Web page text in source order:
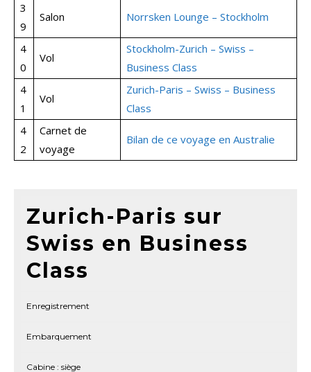
3
9
Salon Norrsken Lounge – Stockholm
4
0
Vol
Stockholm-Zurich – Swiss –
Business Class
4
1
Vol
Zurich-Paris – Swiss – Business
Class
4
2
Carnet de
voyage
Bilan de ce voyage en Australie
Zurich-Paris sur
Swiss en Business
Class
Enregistrement
Embarquement
Cabine : siège